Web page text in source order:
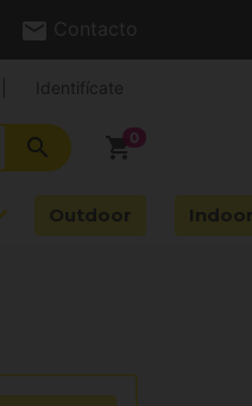
Contacto
shopping_cart
search
Outdoor
Identifícate